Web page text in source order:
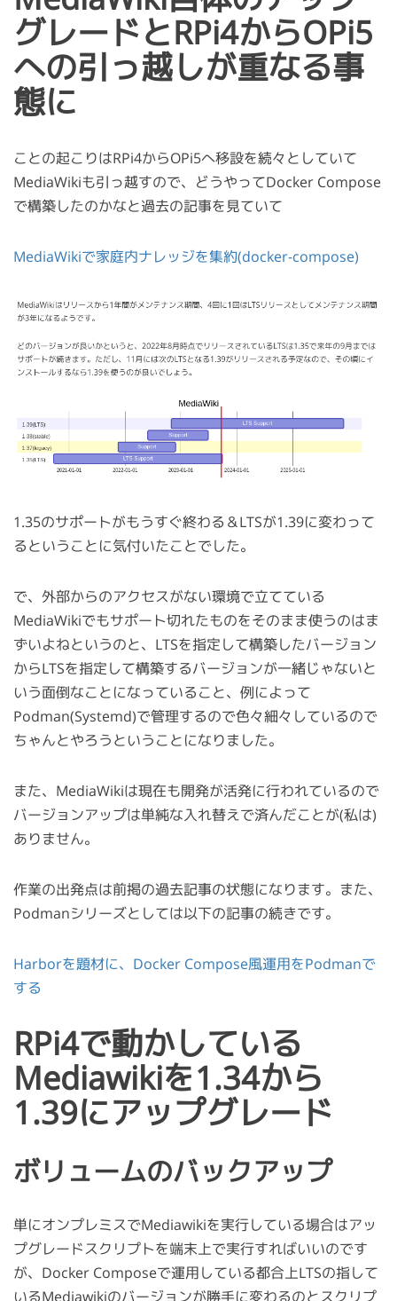
グレードとRPi4からOPi5
への引っ越しが重なる事
態に
ことの起こりはRPi4からOPi5へ移設を続々としていて
MediaWikiも引っ越すので、どうやってDocker Compose
で構築したのかなと過去の記事を見ていて
MediaWikiで家庭内ナレッジを集約(docker-compose)
1.35のサポートがもうすぐ終わる＆LTSが1.39に変わって
るということに気付いたことでした。
で、外部からのアクセスがない環境で立てている
MediaWikiでもサポート切れたものをそのまま使うのはま
ずいよねというのと、LTSを指定して構築したバージョン
からLTSを指定して構築するバージョンが一緒じゃないと
いう面倒なことになっていること、例によって
Podman(Systemd)で管理するので色々細々しているので
ちゃんとやろうということになりました。
また、MediaWikiは現在も開発が活発に行われているので
バージョンアップは単純な入れ替えで済んだことが(私は)
ありません。
作業の出発点は前掲の過去記事の状態になります。また、
Podmanシリーズとしては以下の記事の続きです。
Harborを題材に、Docker Compose風運用をPodmanで
する
RPi4で動かしている
Mediawikiを1.34から
1.39にアップグレード
ボリュームのバックアップ
単にオンプレミスでMediawikiを実行している場合はアッ
プグレードスクリプトを端末上で実行すればいいのです
が、Docker Composeで運用している都合上LTSの指して
いるMediawikiのバージョンが勝手に変わるのとスクリプ